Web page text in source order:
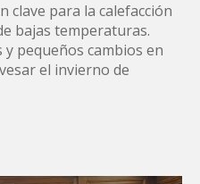
clave para la calefacción
bajas temperaturas.
pequeños cambios en
el invierno de